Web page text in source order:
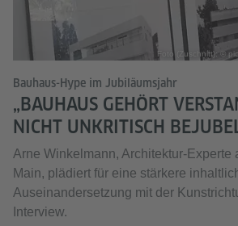
Foto (Zuschnitt): ©
Bauhaus-Hype im Jubiläumsjahr
„BAUHAUS GEHÖRT
NICHT UNKRITISCH
Arne Winkelmann, Architektur-Experte
Main, plädiert für eine stärkere
Auseinandersetzung mit der
Interview.